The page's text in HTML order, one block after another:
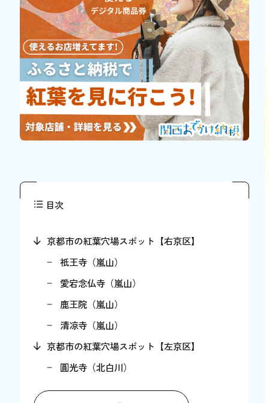
目次
京都市の紅葉穴場スポット【右京区】
祇王寺（嵐山）
愛宕念仏寺（嵐山）
鹿王院（嵐山）
清凉寺（嵐山）
京都市の紅葉穴場スポット【左京区】
圓光寺（北白川）
くろ谷 金戒光明寺（岡崎）